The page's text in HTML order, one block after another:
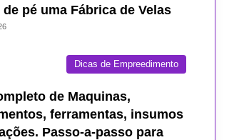
pé uma Fábrica de Velas
Dicas de Empreedimento
de Maquinas,
ferramentas, insumos
Passo-a-passo para